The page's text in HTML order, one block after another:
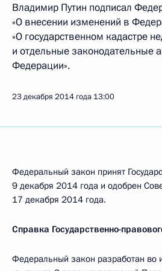
Владимир Путин подписал
«О внесении изменений в
«О государственном кадастре
и отдельные законодательные
Федерации».
23 декабря 2014 года 13:00
Федеральный закон принят
9 декабря 2014 года и одобрен
17 декабря 2014 года.
Справка Государственно-
Федеральный закон разработан во